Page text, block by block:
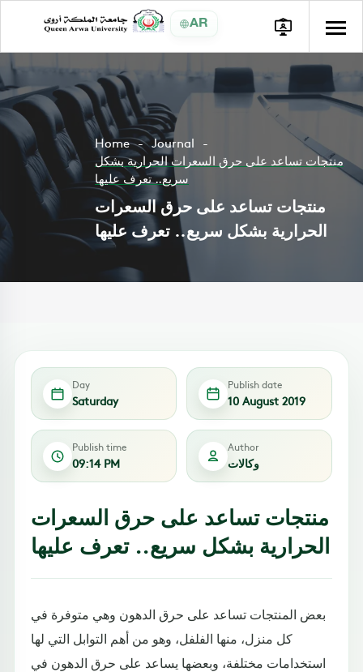
AR
Home
Journal
منتجات تساعد على حرق السعرات الحرارية بشكل
سريع.. تعرف عليها
منتجات تساعد على حرق السعرات
الحرارية بشكل سريع.. تعرف عليها
Day
Saturday
Publish date
10 August 2019
Publish time
09:14 PM
Author
وكالات
منتجات تساعد على حرق السعرات
الحرارية بشكل سريع.. تعرف عليها
بعض المنتجات تساعد على حرق الدهون وهي متوفرة في
كل منزل، منها الفلفل، وهو من أهم التوابل التي لها
استخدامات مختلفة، وبعضها يساعد على حرق الدهون في